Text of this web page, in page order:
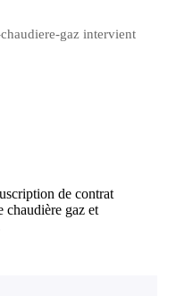
gaz intervient
de contrat
chaudière gaz et